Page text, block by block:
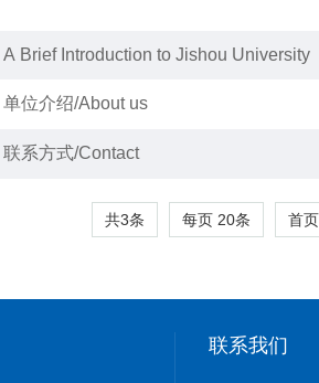
A Brief Introduction to Jishou University
单位介绍/About us
联系方式/Contact
共3条 每页 20条 首页
联系我们